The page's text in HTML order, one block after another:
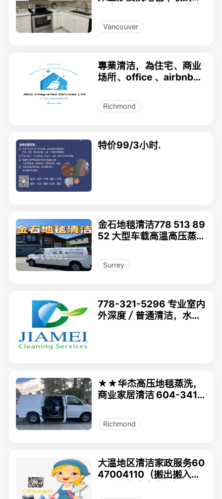
｜airbnb清洁
Vancouver
專業清洁，為住宅、商业
场所、office 、airbnb及
清潔，價低質優，服務上
乘，口碑極佳。
Richmond
特价99/3小时.
金石地毯清洁778 513 89
52 大型车载高温高压蒸汽
地毯、沙发、床垫。高压
冲洗露台，户外围栏地面
Surrey
778-321-5296 专业室内
外深度／普通清洁，水
★★华杰高压地毯蒸洗，
商业家居清洁 604-341-
Richmond
大温地区清洁家政服务60
47004110（搬出搬入獨